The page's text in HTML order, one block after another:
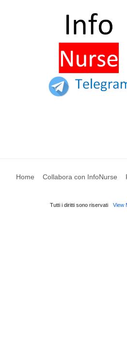
Home Collabora con InfoNurse
Tutti i diritti sono riservati View